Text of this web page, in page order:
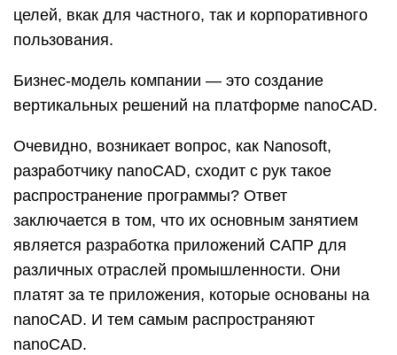
целей, вкак для частного, так и корпоративного
пользования.
Бизнес-модель компании — это создание
вертикальных решений на платформе nanoCAD.
Очевидно, возникает вопрос, как Nanosoft,
разработчику nanoCAD, сходит с рук такое
распространение программы? Ответ
заключается в том, что их основным занятием
является разработка приложений САПР для
различных отраслей промышленности. Они
платят за те приложения, которые основаны на
nanoCAD. И тем самым распространяют
nanoCAD.